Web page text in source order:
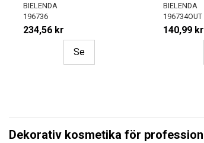
BIELENDA
196736
234,56 kr
Se
BIELENDA
196734OUT
140,99 kr
Dekorativ kosmetika för